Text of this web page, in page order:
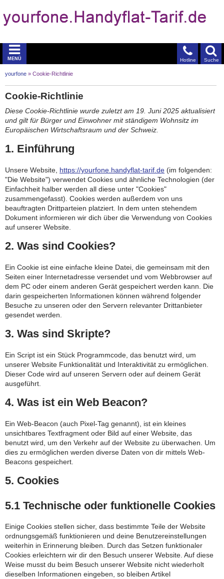
Suche
Hotline
MENÜ
yourfone » Cookie-Richtlinie
Cookie-Richtlinie
Diese Cookie-Richtlinie wurde zuletzt am 19. Juni 2025 aktualisiert
und gilt für Bürger und Einwohner mit ständigem Wohnsitz im
Europäischen Wirtschaftsraum und der Schweiz.
1. Einführung
Unsere Website, https://yourfone.handyflat-tarif.de (im folgenden:
"Die Website") verwendet Cookies und ähnliche Technologien (der
Einfachheit halber werden all diese unter "Cookies"
zusammengefasst). Cookies werden außerdem von uns
beauftragten Drittparteien platziert. In dem unten stehendem
Dokument informieren wir dich über die Verwendung von Cookies
auf unserer Website.
2. Was sind Cookies?
Ein Cookie ist eine einfache kleine Datei, die gemeinsam mit den
Seiten einer Internetadresse versendet und vom Webbrowser auf
dem PC oder einem anderen Gerät gespeichert werden kann. Die
darin gespeicherten Informationen können während folgender
Besuche zu unseren oder den Servern relevanter Drittanbieter
gesendet werden.
3. Was sind Skripte?
Ein Script ist ein Stück Programmcode, das benutzt wird, um
unserer Website Funktionalität und Interaktivität zu ermöglichen.
Dieser Code wird auf unseren Servern oder auf deinem Gerät
ausgeführt.
4. Was ist ein Web Beacon?
Ein Web-Beacon (auch Pixel-Tag genannt), ist ein kleines
unsichtbares Textfragment oder Bild auf einer Website, das
benutzt wird, um den Verkehr auf der Website zu überwachen. Um
dies zu ermöglichen werden diverse Daten von dir mittels Web-
Beacons gespeichert.
5. Cookies
5.1 Technische oder funktionelle Cookies
Einige Cookies stellen sicher, dass bestimmte Teile der Website
ordnungsgemäß funktionieren und deine Benutzereinstellungen
weiterhin in Erinnerung bleiben. Durch das Setzen funktionaler
Cookies erleichtern wir dir den Besuch unserer Website. Auf diese
Weise musst du beim Besuch unserer Website nicht wiederholt
dieselben Informationen eingeben, so bleiben Artikel